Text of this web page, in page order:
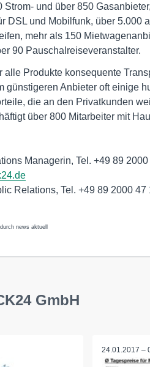
und über 850
DSL und Mobilfunk, über 5.000
mehr als 150
90 Pauschalreiseveranstalter.
Produkte konsequente
günstigeren Anbieter oft einige
die an den Privatkunden
über 800 Mitarbeiter mit
Managerin, Tel. +49 89 2000
Relations, Tel. +49 89 2000 47
news aktuell
GmbH
24.01.2017 –